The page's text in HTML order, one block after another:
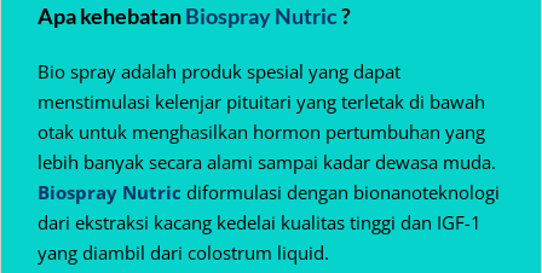
Apa kehebatanBiospray Nutric?
Bio spray adalah produk spesial yang dapat
menstimulasi kelenjar pituitari yang terletak di bawah
otak untuk menghasilkan hormon pertumbuhan yang
lebih banyak secara alami sampai kadar dewasa muda.
Biospray Nutric diformulasi dengan bionanoteknologi
dari ekstraksi kacang kedelai kualitas tinggi dan IGF-1
yang diambil dari colostrum liquid.